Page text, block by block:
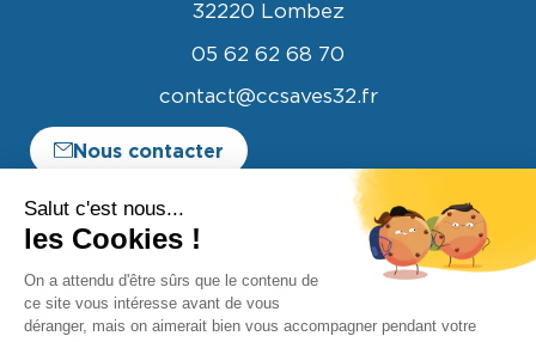
32220 Lombez
05 62 62 68 70
contact@ccsaves32.fr
Nous contacter
Espace entreprise
Espace élus